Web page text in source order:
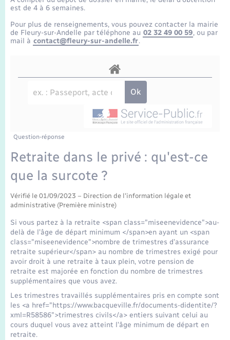
Etat-civil - Papiers - Citoyenneté
Mariage – PACS
Recensement
Loisirs
Organisation d’événement
Sécurité - Prévention
Seniors
Transports
Transports scolaires
Voirie et espace public
Travaux - Autorisation d’occupation de l’espace
public
Compétences
Présentation de la commune
La Communauté de communes
est de 4 à 6 semaines.
Pour plus de renseignements, vous pouvez contacter la mairie
de Fleury-sur-Andelle par téléphone au 02 32 49 00 59, ou par
mail à contact@fleury-sur-andelle.fr.
Question-réponse
Retraite dans le privé : qu'est-ce
que la surcote ?
Vérifié le 01/09/2023 – Direction de l'information légale et
administrative (Première ministre)
Si vous partez à la retraite <span class="miseenevidence">au-
delà de l’âge de départ minimum </span>en ayant un <span
class="miseenevidence">nombre de trimestres d’assurance
retraite supérieur</span> au nombre de trimestres exigé pour
avoir droit à une retraite à taux plein, votre pension de
retraite est majorée en fonction du nombre de trimestres
supplémentaires que vous avez.
Les trimestres travaillés supplémentaires pris en compte sont
les <a href="https://www.bacqueville.fr/documents-didentite/?
xml=R58586">trimestres civils</a> entiers suivant celui au
cours duquel vous avez atteint l’âge minimum de départ en
retraite.